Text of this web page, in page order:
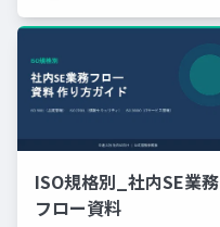
ISO規格別_社内SE業務
フロー資料